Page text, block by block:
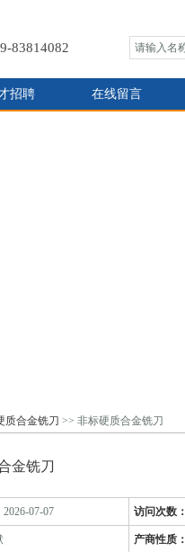
83814082
招聘 在线留言
质合金铣刀 >> 非标硬质合金铣刀
金铣刀
2026-07-07 访问次数：
产商性质：